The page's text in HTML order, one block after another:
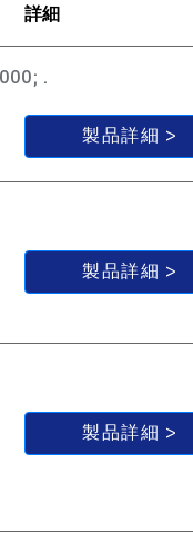
詳細
.
製品詳細
製品詳細
製品詳細